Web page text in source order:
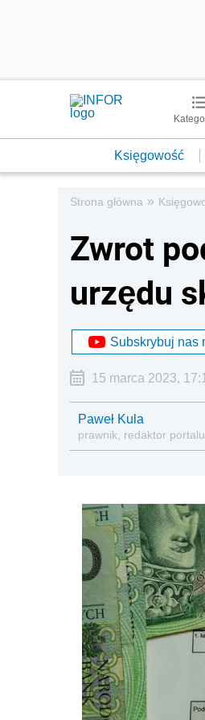
Księgowość
Strona główna »
Zwrot
urzędu
Subskrybuj nas
15 marca 2023,
Paweł Kula
prawnik, redaktor